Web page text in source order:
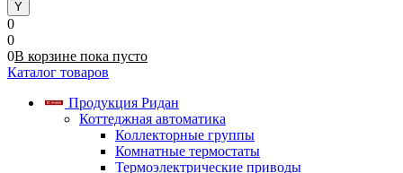
0
0
0В корзине пока пусто
Каталог товаров
Продукция Ридан
Коттеджная автоматика
Коллекторные группы
Комнатные термостаты
Термоэлектрические приводы